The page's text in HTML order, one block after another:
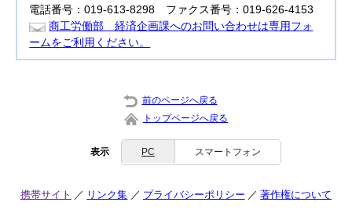
電話番号：019-613-8298 ファクス番号：019-626-4153
商工労働部 経済企画課へのお問い合わせは専用フォ
ームをご利用ください。
前のページへ戻る
トップページへ戻る
表示 PC スマートフォン
携帯サイト リンク集 プライバシーポリシー 著作権について